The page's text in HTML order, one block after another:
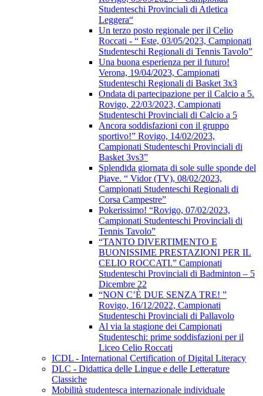
Studenteschi Provinciali di Atletica
Leggera“
Un terzo posto regionale per il Celio
Roccati - “ Este, 03/05/2023, Campionati
Studenteschi Regionali di Tennis Tavolo”
Una buona esperienza per il futuro!
Verona, 19/04/2023, Campionati
Studenteschi Regionali di Basket 3x3
Ondata di partecipazione per il Calcio a 5.
Rovigo, 22/03/2023, Campionati
Studenteschi Provinciali di Calcio a 5
Ancora soddisfazioni con il gruppo
sportivo!” Rovigo, 14/02/2023,
Campionati Studenteschi Provinciali di
Basket 3vs3”
Splendida giornata di sole sulle sponde del
Piave. “ Vidor (TV), 08/02/2023,
Campionati Studenteschi Regionali di
Corsa Campestre”
Pokerissimo! “Rovigo, 07/02/2023,
Campionati Studenteschi Provinciali di
Tennis Tavolo”
“TANTO DIVERTIMENTO E
BUONISSIME PRESTAZIONI PER IL
CELIO ROCCATI.” Campionati
Studenteschi Provinciali di Badminton – 5
Dicembre 22
“NON C’È DUE SENZA TRE! ”
Rovigo, 16/12/2022, Campionati
Studenteschi Provinciali di Pallavolo
Al via la stagione dei Campionati
Studenteschi: prime soddisfazioni per il
Liceo Celio Roccati
ICDL - International Certification of Digital Literacy
DLC - Didattica delle Lingue e delle Letterature
Classiche
Mobilità studentesca internazionale individuale